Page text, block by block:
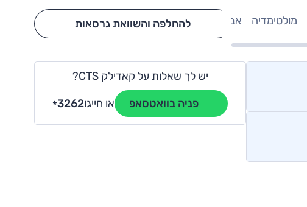
מולטימדיה אבזור Hide config section
להחלפה והשוואת גרסאות
יש לך שאלות על קאדילק CTS?
פניה בוואטסאפ או חייגו *3262